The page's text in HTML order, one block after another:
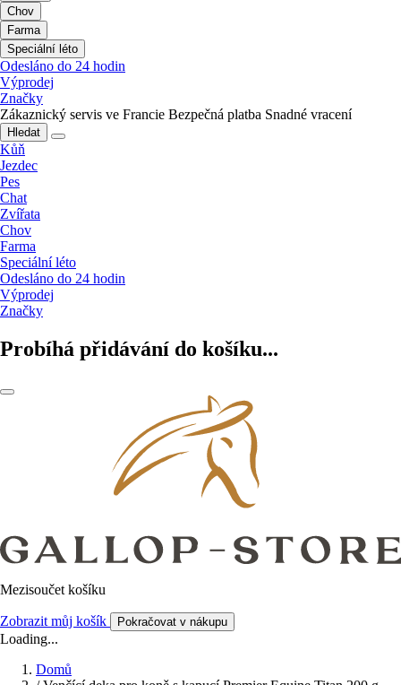
Chov
Farma
Speciální léto
Odesláno do 24 hodin
Výprodej
Značky
Zákaznický servis ve Francie Bezpečná platba Snadné vracení
Hledat
Kůň
Jezdec
Pes
Chat
Zvířata
Chov
Farma
Speciální léto
Odesláno do 24 hodin
Výprodej
Značky
Probíhá přidávání do košíku...
Mezisoučet košíku
Zobrazit můj košík Pokračovat v nákupu
Loading...
Domů